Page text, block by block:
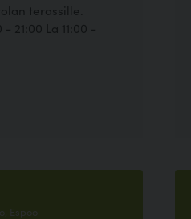
terassille.
21:00 La 11:00 -
Espoo